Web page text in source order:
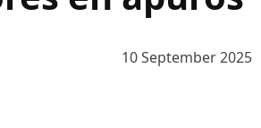
10 September 2025